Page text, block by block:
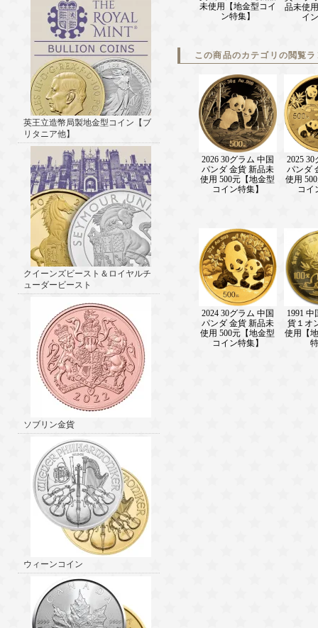
英王立造幣局製地金型コイン【ブ
リタニア他】
クイーンズビースト＆ロイヤルチ
ューダービースト
ソブリン金貨
ウィーンコイン
未使用【地金型コイ
ン特集】
品未使
イ
この商品のカテゴリの閲覧
2026 30グラム 中国
パンダ 金貨 新品未
使用 500元【地金型
コイン特集】
2025
パンダ
使用
コイ
2024 30グラム 中国
パンダ 金貨 新品未
使用 500元【地金型
コイン特集】
1991
貨１オ
使用【